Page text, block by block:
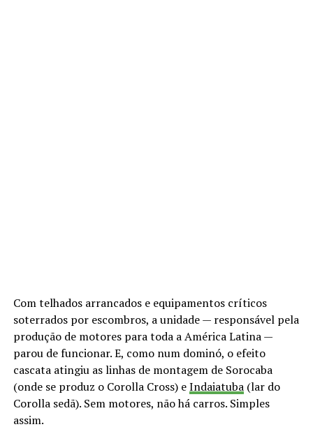
Com telhados arrancados e equipamentos críticos
soterrados por escombros, a unidade — responsável pela
produção de motores para toda a América Latina —
parou de funcionar. E, como num dominó, o efeito
cascata atingiu as linhas de montagem de Sorocaba
(onde se produz o Corolla Cross) eIndaiatuba(lar do
Corolla sedã). Sem motores, não há carros. Simples
assim.